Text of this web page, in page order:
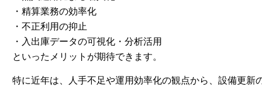
・精算業務の効率化
・不正利用の抑止
・入出庫データの可視化・分析活用
といったメリットが期待できます。
特に近年は、人手不足や運用効率化の観点から、設備更新